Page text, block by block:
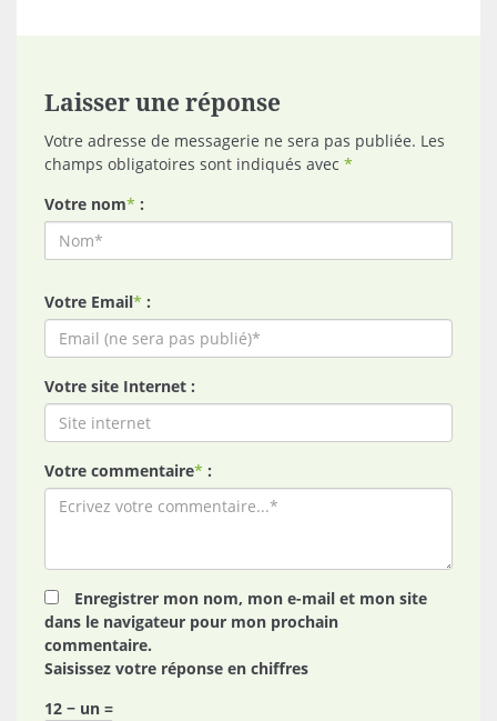
Laisser une réponse
Votre adresse de messagerie ne sera pas publiée. Les
champs obligatoires sont indiqués avec *
Votre nom* :
Votre Email* :
Votre site Internet :
Votre commentaire* :
Enregistrer mon nom, mon e-mail et mon site
dans le navigateur pour mon prochain
commentaire.
Saisissez votre réponse en chiffres
12 − un =